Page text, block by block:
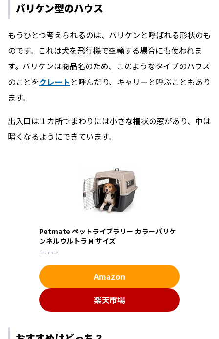
バリケン型のハウス
もうひとつ考えられるのは、バリケンと呼ばれる形状のも
のです。これは犬を飛行機で空輸する場合にも使われま
す。バリケンは商品名のため、このようなタイプのハウス
のことをクレート と呼んだり、キャリーと呼ぶこともあり
ます。
出入口は１カ所でまわりには小さな柵状の窓があり、中は
暗くなるようにできています。
Petmate ペットライブラリー カラーバリケ
ンネルウルトラ M サイズ
Petmate
Amazon
楽天市場